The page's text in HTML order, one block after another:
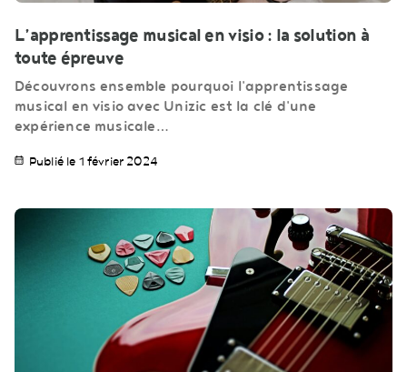
L’apprentissage musical en visio : la solution à
toute épreuve
Découvrons ensemble pourquoi l'apprentissage
musical en visio avec Unizic est la clé d'une
expérience musicale…
Publié le 1 février 2024